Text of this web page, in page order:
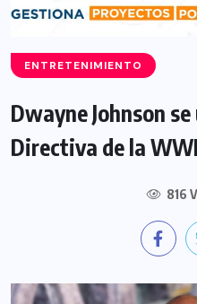
ENTRETENIMIENTO
Dwayne Johnson
Directiva de la
816